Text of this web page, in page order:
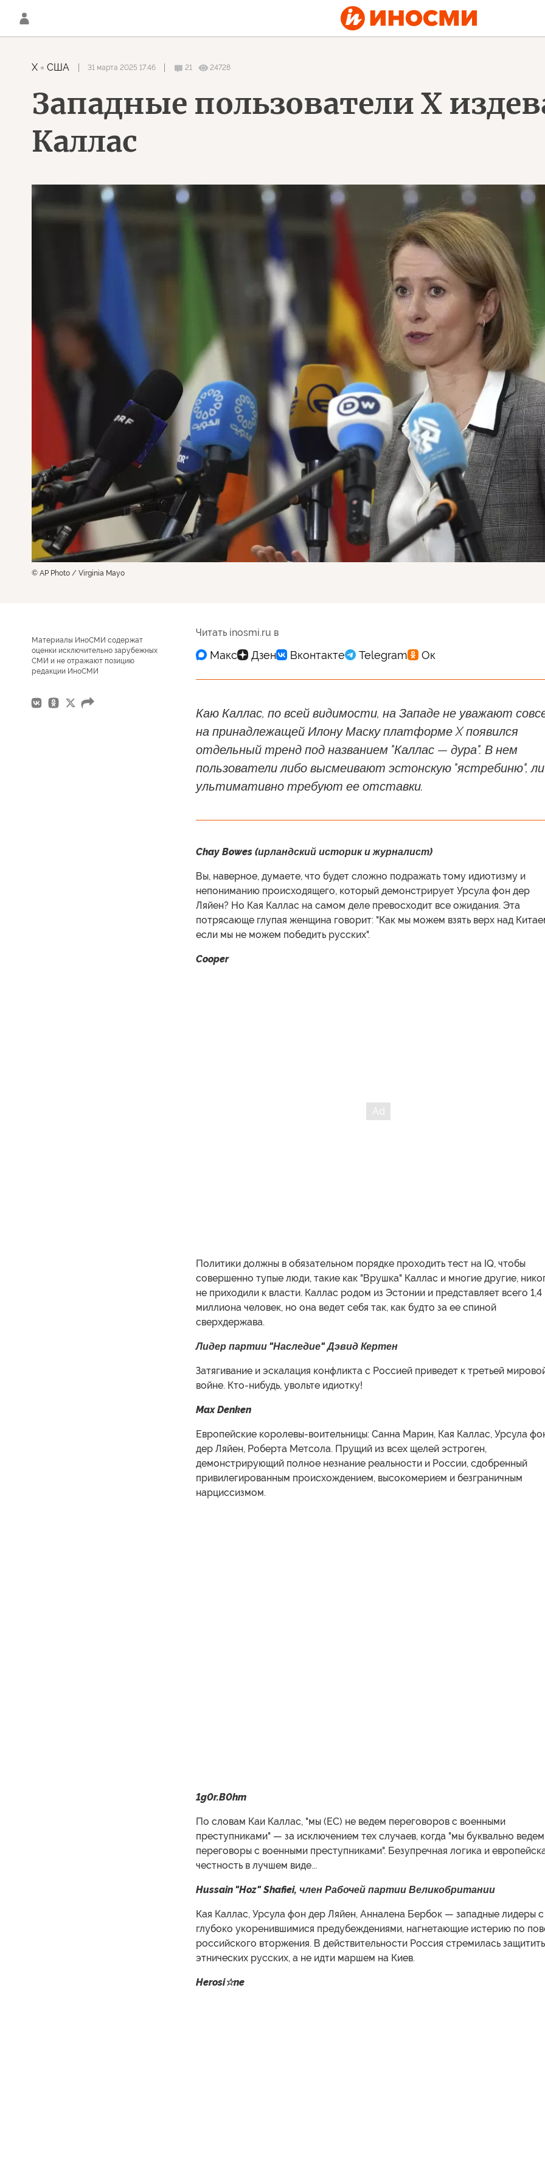
X США 31 марта 2025 17:46 21 24728
Западные пользователи X
Каллас
© AP Photo / Virginia Mayo
Материалы ИноСМИ содержат
оценки исключительно зарубежных
СМИ и не отражают позицию
редакции ИноСМИ
Читать inosmi.ru в
Каю Каллас, по всей видимости, на Западе не уважают
на принадлежащей Илону Маску платформе X появился
отдельный тренд под названием "Каллас — дура". В нем
пользователи либо высмеивают эстонскую "ястребиню",
ультимативно требуют ее отставки.
Chay Bowes (ирландский историк и журналист)
Вы, наверное, думаете, что будет сложно подражать тому идиотизму и
непониманию происходящего, который демонстрирует Урсула фон дер
Ляйен? Но Кая Каллас на самом деле превосходит все ожидания. Эта
потрясающе глупая женщина говорит: "Как мы можем взять верх над
если мы не можем победить русских".
Cooper
Политики должны в обязательном порядке проходить тест на IQ, чтобы
совершенно тупые люди, такие как "Врушка" Каллас и многие другие,
не приходили к власти. Каллас родом из Эстонии и представляет всего 1,4
миллиона человек, но она ведет себя так, как будто за ее спиной
сверхдержава.
Лидер партии "Наследие" Дэвид Кертен
Затягивание и эскалация конфликта с Россией приведет к третьей
войне. Кто-нибудь, увольте идиотку!
Max Denken
Европейские королевы-воительницы: Санна Марин, Кая Каллас, Урсула
дер Ляйен, Роберта Метсола. Прущий из всех щелей эстроген,
демонстрирующий полное незнание реальности и России, сдобренный
привилегированным происхождением, высокомерием и безграничным
нарциссизмом.
1g0r.B0hm
По словам Каи Каллас, "мы (ЕС) не ведем переговоров с военными
преступниками" — за исключением тех случаев, когда "мы буквально ведем
переговоры с военными преступниками". Безупречная логика и
честность в лучшем виде...
Hussain "Hoz" Shafiei, член Рабочей партии Великобритании
Кая Каллас, Урсула фон дер Ляйен, Анналена Бербок — западные лидеры с
глубоко укоренившимися предубеждениями, нагнетающие истерию по
российского вторжения. В действительности Россия стремилась защитить
этнических русских, а не идти маршем на Киев.
Herosi☆ne